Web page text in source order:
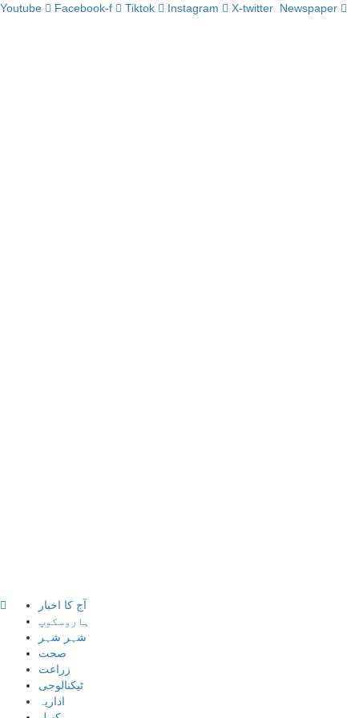
Youtube Facebook-f Tiktok Instagram X-twitter Newspaper
آج کا اخبار
ہاروسکوپ
شہر شہر
صحت
زراعت
ٹیکنالوجی
اداریہ